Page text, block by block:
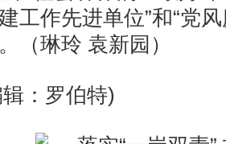
工作先进单位”和“党
（琳玲 袁新园）
：罗伯特)